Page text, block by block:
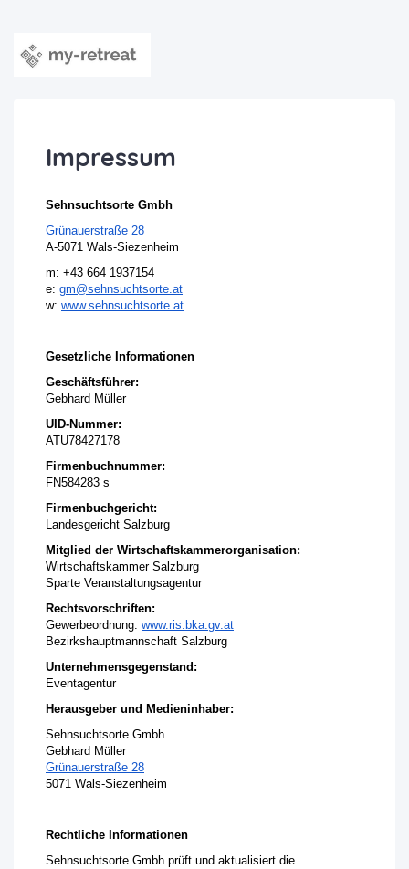
Impressum
Sehnsuchtsorte Gmbh
Grünauerstraße 28
A-5071 Wals-Siezenheim
m: +43 664 1937154
e: gm@sehnsuchtsorte.at
w: www.sehnsuchtsorte.at
Gesetzliche Informationen
Geschäftsführer:
Gebhard Müller
UID-Nummer:
ATU78427178
Firmenbuchnummer:
FN584283 s
Firmenbuchgericht:
Landesgericht Salzburg
Mitglied der Wirtschaftskammerorganisation:
Wirtschaftskammer Salzburg
Sparte Veranstaltungsagentur
Rechtsvorschriften:
Gewerbeordnung: www.ris.bka.gv.at
Bezirkshauptmannschaft Salzburg
Unternehmensgegenstand:
Eventagentur
Herausgeber und Medieninhaber:
Sehnsuchtsorte Gmbh
Gebhard Müller
Grünauerstraße 28
5071 Wals-Siezenheim
Rechtliche Informationen
Sehnsuchtsorte Gmbh prüft und aktualisiert die